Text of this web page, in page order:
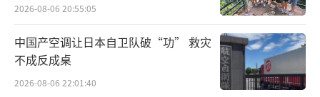
2026-08-06 20:55:05
中国产空调让日本自卫队破“功” 救灾
不成反成桌
2026-08-06 22:01:40